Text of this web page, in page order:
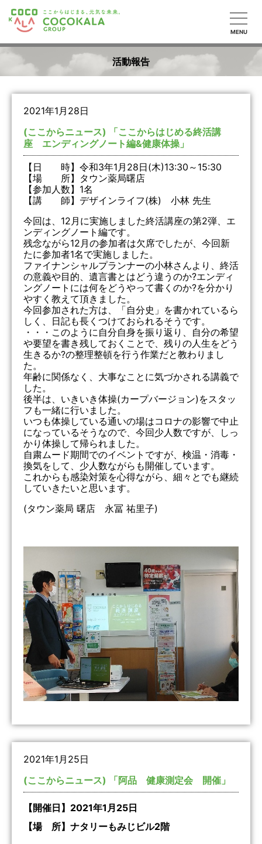
MENU
活動報告
2021年1月28日
(ここからニュース) 「ここからはじめる終活講
座 エンディングノート編&健康体操」
【日 時】令和3年1月28日(木)13:30～15:30
【場 所】タウン薬局曙店
【参加人数】1名
【講 師】デザインライフ(株) 小林 先生
今回は、12月に実施しました終活講座の第2弾、エ
ンディングノート編です。
残念ながら12月の参加者は欠席でしたが、今回新
たに参加者1名で実施しました。
ファイナンシャルプランナーの小林さんより、終活
の意義や目的、遺言書とはどう違うのか?エンディ
ングノートには何をどうやって書くのか?を分かり
やすく教えて頂きました。
今回参加された方は、「自分史」を書かれているら
しく、日記も長くつけておられるそうです。
・・・このように自分自身を振り返り、自分の希望
や要望を書き残しておくことで、残りの人生をどう
生きるか?の整理整頓を行う作業だと教わりまし
た。
年齢に関係なく、大事なことに気づかされる講義で
した。
後半は、いきいき体操(カープバージョン)をスタッ
フも一緒に行いました。
いつも体操している通いの場はコロナの影響で中止
になっているそうなので、今回少人数ですが、しっ
かり体操して帰られました。
自粛ムード期間でのイベントですが、検温・消毒・
換気をして、少人数ながらも開催しています。
これからも感染対策を心得ながら、細々とでも継続
していきたいと思います。
(タウン薬局 曙店 永冨 祐里子)
2021年1月25日
(ここからニュース) 「阿品 健康測定会 開催」
【開催日】2021年1月25日
【場 所】ナタリーもみじビル2階